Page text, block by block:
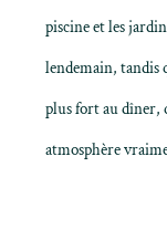
piscine et les
lendemain, tandis
plus fort au dîner,
atmosphère